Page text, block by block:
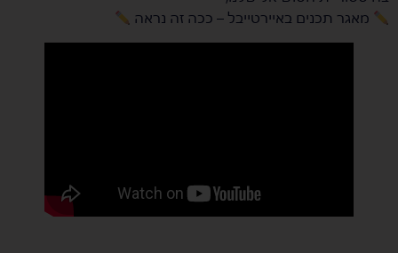
מאגר תכנים באיירטייבל – ככה זה נראה